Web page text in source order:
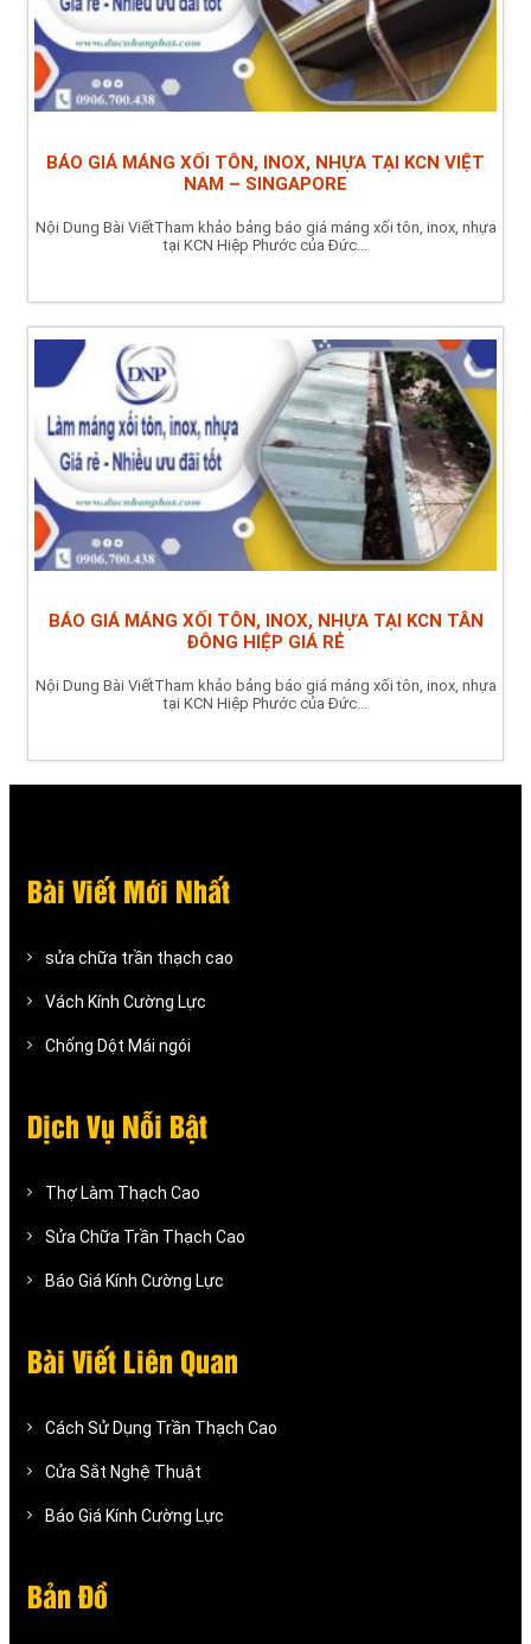
BÁO GIÁ MÁNG XỐI TÔN, INOX, NHỰA TẠI KCN VIỆT
NAM – SINGAPORE
Nội Dung Bài ViếtTham khảo bảng báo giá máng xối tôn, inox, nhựa
tại KCN Hiệp Phước của Đức...
BÁO GIÁ MÁNG XỐI TÔN, INOX, NHỰA TẠI KCN TÂN
ĐÔNG HIỆP GIÁ RẺ
Nội Dung Bài ViếtTham khảo bảng báo giá máng xối tôn, inox, nhựa
tại KCN Hiệp Phước của Đức...
Bài Viết Mới Nhất
sửa chữa trần thạch cao
Vách Kính Cường Lực
Chống Dột Mái ngói
Dịch Vụ Nỗi Bật
Thợ Làm Thạch Cao
Sửa Chữa Trần Thạch Cao
Báo Giá Kính Cường Lực
Bài Viết Liên Quan
Cách Sử Dụng Trần Thạch Cao
Cửa Sắt Nghệ Thuật
Báo Giá Kính Cường Lực
Bản Đồ